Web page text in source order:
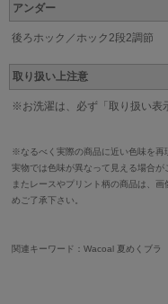
アンダー
後ろホック／ホック2段2調節
取り扱い上注意
※お洗濯は、必ず「取り扱い表
※なるべく実際の商品に近い色味を再
実物では色味が異なって見える場合が
またレースやプリント柄の商品は、
めご了承下さい。
関連キーワード：Wacoal 夏めくブラ